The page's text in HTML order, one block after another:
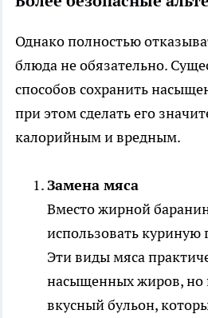
Однако полностью
блюда не обязательно.
способов сохранить
при этом сделать его
калорийным и вредным.
Замена мяса
Вместо жирной
использовать куриную
Эти виды мяса
насыщенных жиров, но
вкусный бульон,